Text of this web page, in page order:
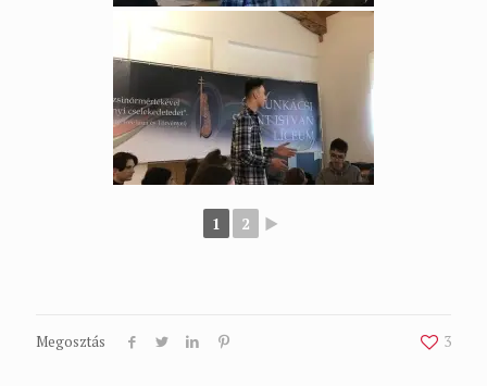
1 2 ►
Megosztás 3